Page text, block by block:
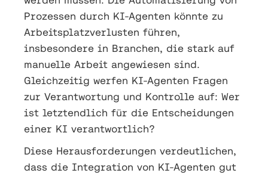
Prozessen durch KI-Agenten könnte zu
Arbeitsplatzverlusten führen,
insbesondere in Branchen, die stark auf
manuelle Arbeit angewiesen sind.
Gleichzeitig werfen KI-Agenten Fragen
zur Verantwortung und Kontrolle auf: Wer
ist letztendlich für die Entscheidungen
einer KI verantwortlich?
Diese Herausforderungen verdeutlichen,
dass die Integration von KI-Agenten gut